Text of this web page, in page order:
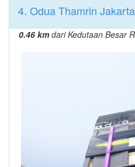
4. Odua Thamrin Jakarta
0.46 kmdari Kedutaan Besar